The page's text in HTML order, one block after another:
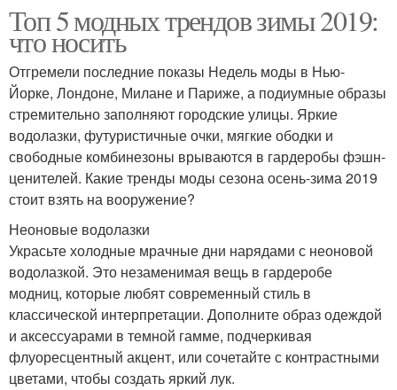
Топ 5 модных трендов зимы 2019:
что носить
Отгремели последние показы Недель моды в Нью-
Йорке, Лондоне, Милане и Париже, а подиумные образы
стремительно заполняют городские улицы. Яркие
водолазки, футуристичные очки, мягкие ободки и
свободные комбинезоны врываются в гардеробы фэшн-
ценителей. Какие тренды моды сезона осень-зима 2019
стоит взять на вооружение?
Неоновые водолазки
Украсьте холодные мрачные дни нарядами с неоновой
водолазкой. Это незаменимая вещь в гардеробе
модниц, которые любят современный стиль в
классической интерпретации. Дополните образ одеждой
и аксессуарами в темной гамме, подчеркивая
флуоресцентный акцент, или сочетайте с контрастными
цветами, чтобы создать яркий лук.